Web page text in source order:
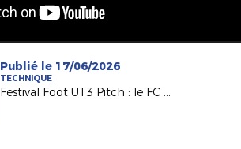
Publié le 17/06/2026
TECHNIQUE
Festival Foot U13 Pitch : le FC Chalonnes Chaudefonds club support à l'organisation